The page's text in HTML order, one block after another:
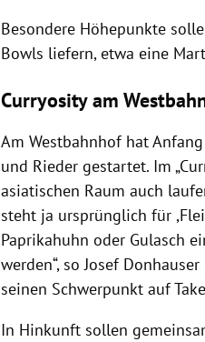
Besondere Höhepunkte
Bowls liefern, etwa eine
Curryosity am
Am Westbahnhof hat
und Rieder gestartet. Im
asiatischen Raum auch
steht ja ursprünglich für
Paprikahuhn oder Gulasch
werden“, so Josef
seinen Schwerpunkt auf
In Hinkunft sollen